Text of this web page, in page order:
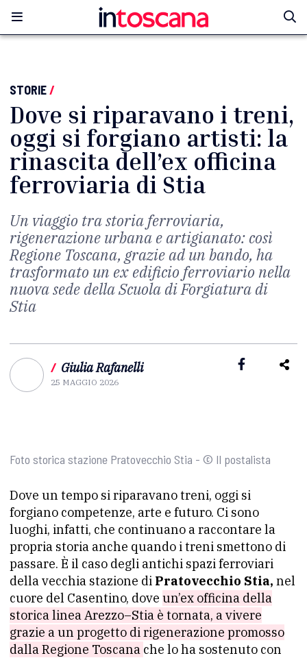
STORIE/
Dove si riparavano i treni,
oggi si forgiano artisti: la
rinascita dell’ex officina
ferroviaria di Stia
Un viaggio tra storia ferroviaria,
rigenerazione urbana e artigianato: così
Regione Toscana, grazie ad un bando, ha
trasformato un ex edificio ferroviario nella
nuova sede della Scuola di Forgiatura di
Stia
/ Giulia Rafanelli
25 MAGGIO 2026
Foto storica stazione Pratovecchio Stia - © Il postalista
Dove un tempo si riparavano treni, oggi si
forgiano competenze, arte e futuro. Ci sono
luoghi, infatti, che continuano a raccontare la
propria storia anche quando i treni smettono di
passare. È il caso degli antichi spazi ferroviari
della vecchia stazione di Pratovecchio Stia, nel
cuore del Casentino, dove un’ex officina della
storica linea Arezzo–Stia è tornata, a vivere
grazie a un progetto di rigenerazione promosso
dalla Regione Toscana che lo ha sostenuto con